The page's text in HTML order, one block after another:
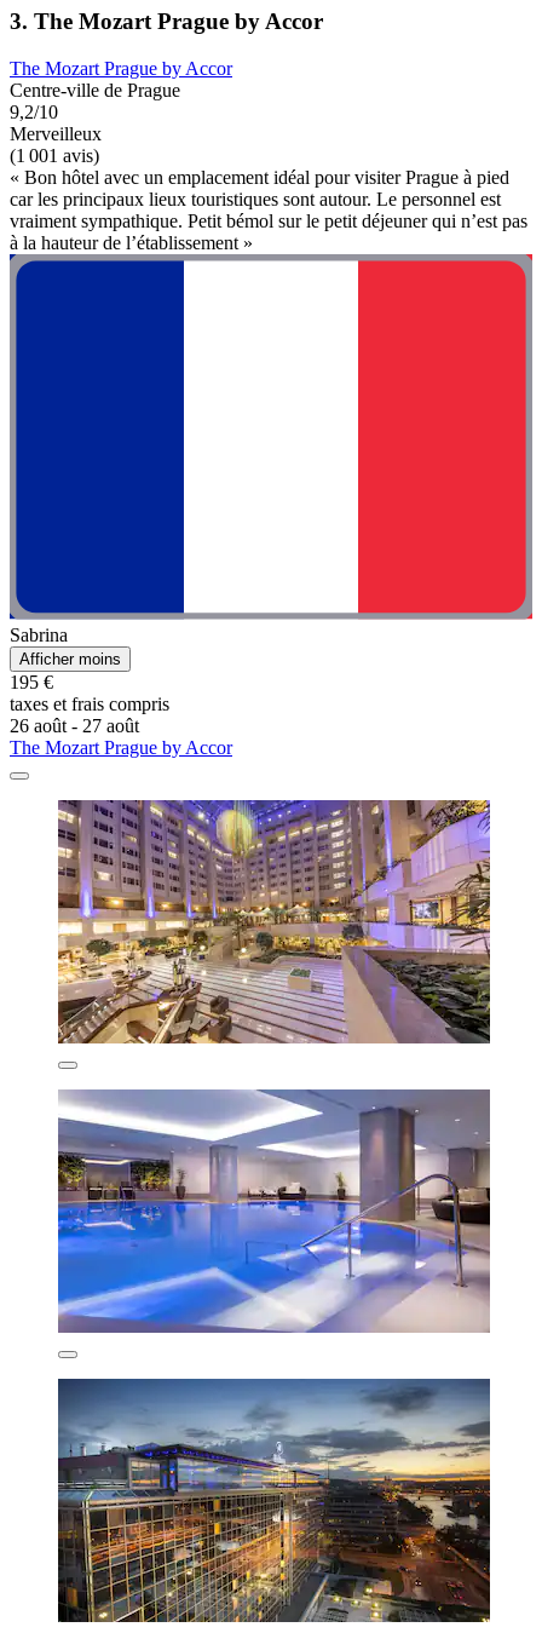
3. The Mozart Prague by Accor
The Mozart Prague by Accor
Centre-ville de Prague
9,2/10
Merveilleux
(1 001 avis)
« Bon hôtel avec un emplacement idéal pour visiter Prague à pied
car les principaux lieux touristiques sont autour. Le personnel est
vraiment sympathique. Petit bémol sur le petit déjeuner qui n’est pas
à la hauteur de l’établissement »
Sabrina
Afficher moins
195 €
taxes et frais compris
26 août - 27 août
The Mozart Prague by Accor